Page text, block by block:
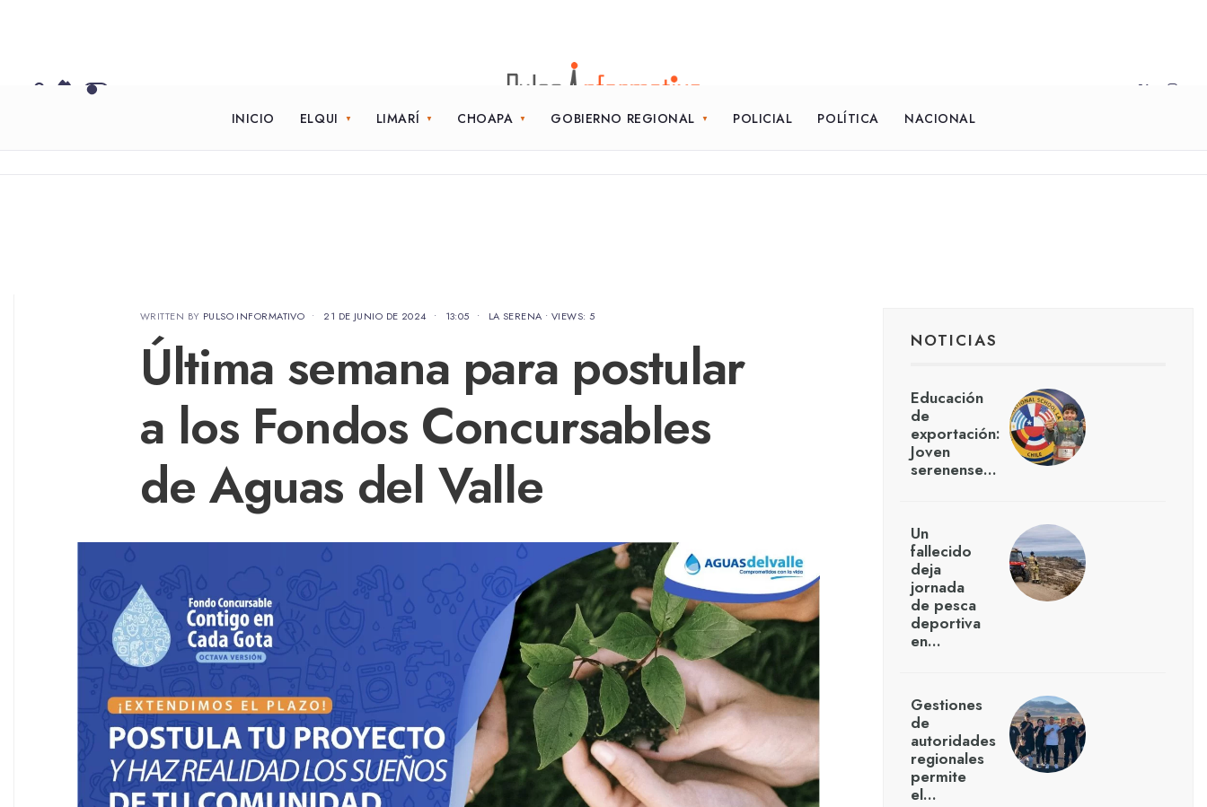
INICIO ELQUI LIMARÍ CHOAPA GOBIERNO REGIONAL POLICIAL POLÍTICA NACIONAL
WRITTEN BY PULSO INFORMATIVO • 21 DE JUNIO DE 2024 • 13:05 • LA SERENA • VIEWS: 5
Última semana para postular
a los Fondos Concursables
de Aguas del Valle
NOTICIAS
Educación
de
exportación:
Joven
serenense…
Un
fallecido
deja
jornada
de pesca
deportiva
en…
Gestiones
de
autoridades
regionales
permite
el…